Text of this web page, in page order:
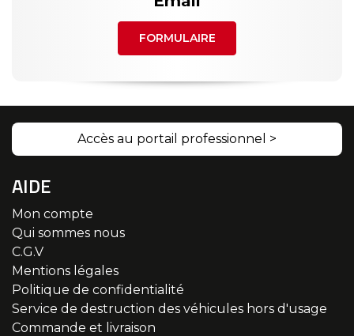
FORMULAIRE
Accès au portail professionnel >
AIDE
Mon compte
Qui sommes nous
C.G.V
Mentions légales
Politique de confidentialité
Service de destruction des véhicules hors d'usage
Commande et livraison